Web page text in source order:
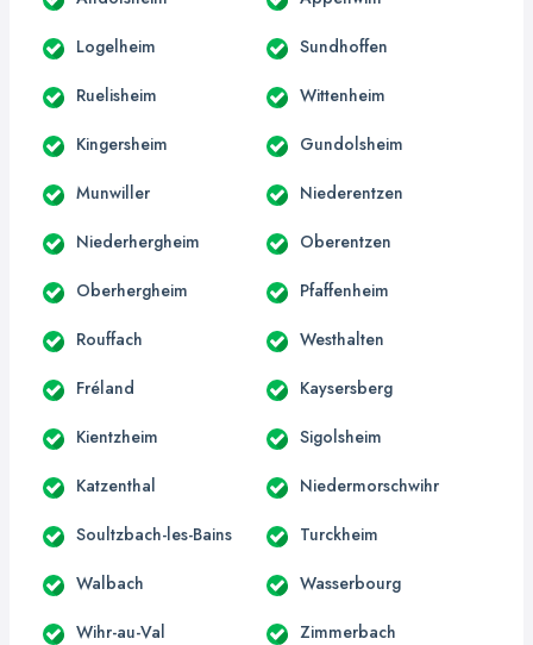
Logelheim Sundhoffen
Ruelisheim Wittenheim
Kingersheim Gundolsheim
Munwiller Niederentzen
Niederhergheim Oberentzen
Oberhergheim Pfaffenheim
Rouffach Westhalten
Fréland Kaysersberg
Kientzheim Sigolsheim
Katzenthal Niedermorschwihr
Soultzbach-les-Bains Turckheim
Walbach Wasserbourg
Wihr-au-Val Zimmerbach